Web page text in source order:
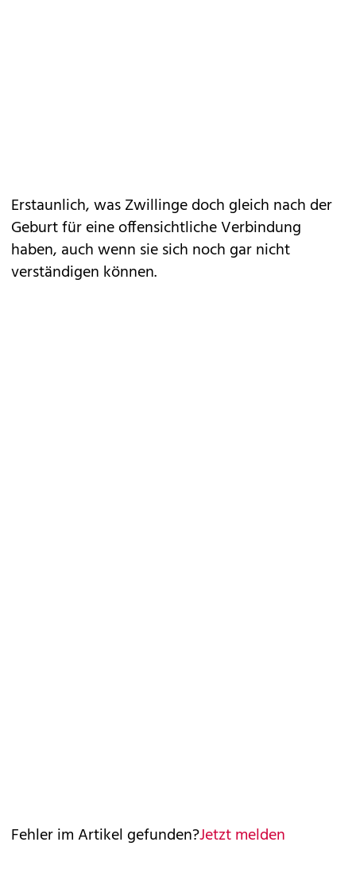
Erstaunlich, was Zwillinge doch gleich nach der
Geburt für eine offensichtliche Verbindung
haben, auch wenn sie sich noch gar nicht
verständigen können.
Fehler im Artikel gefunden?Jetzt melden